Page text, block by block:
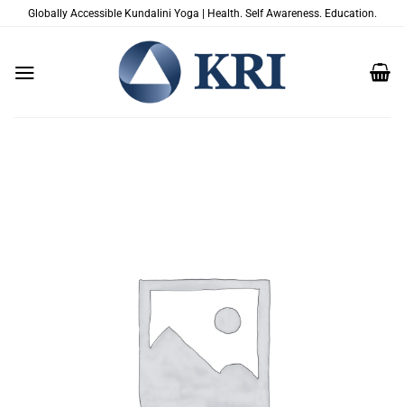
SaltaGlobally Accessible Kundalini Yoga | Health. Self Awareness. Education.